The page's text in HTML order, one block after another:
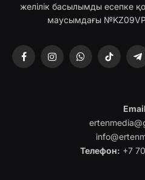
желілік басылымды есепке
маусымдағы
FacebookInstagramWhatsAppTikTok
Телефон: +7